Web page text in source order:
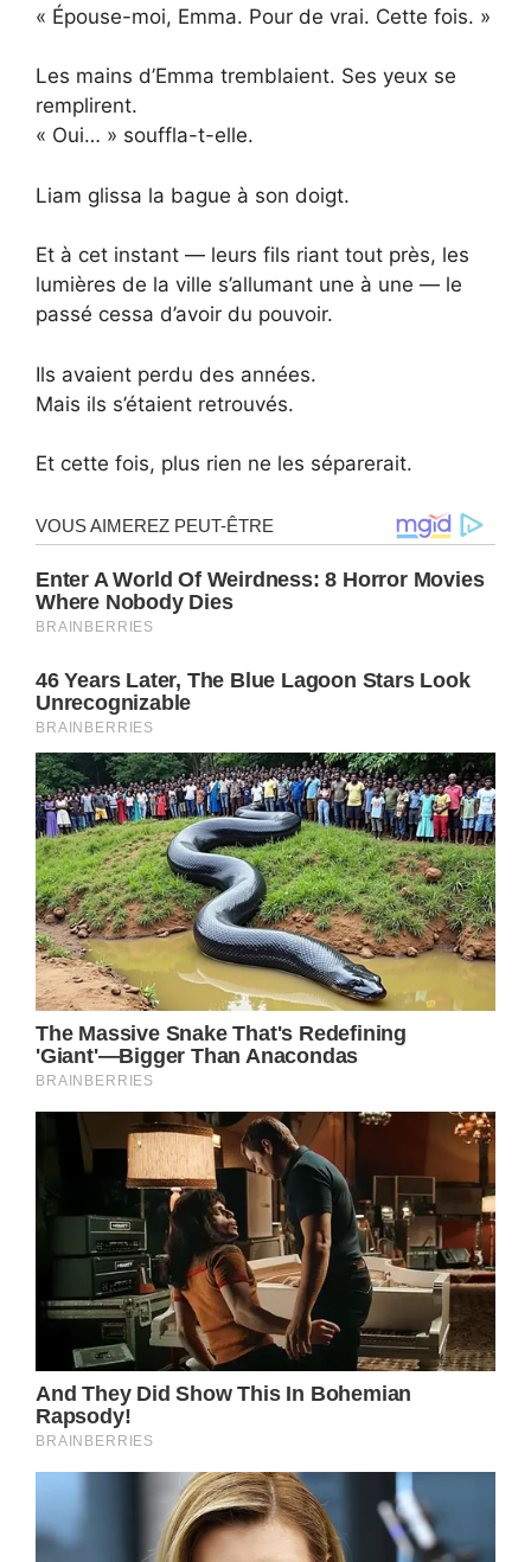
« Épouse-moi, Emma. Pour de vrai. Cette fois. »
Les mains d’Emma tremblaient. Ses yeux se
remplirent.
« Oui… » souffla-t-elle.
Liam glissa la bague à son doigt.
Et à cet instant — leurs fils riant tout près, les
lumières de la ville s’allumant une à une — le
passé cessa d’avoir du pouvoir.
Ils avaient perdu des années.
Mais ils s’étaient retrouvés.
Et cette fois, plus rien ne les séparerait.